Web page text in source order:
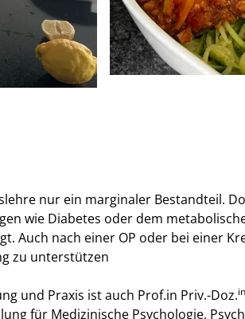
nur ein marginaler Bestandteil.
wie Diabetes oder dem
Auch nach einer OP oder bei einer
zu unterstützen
und Praxis ist auch Prof.in Priv.-Doz.in
für Medizinische Psychologie,